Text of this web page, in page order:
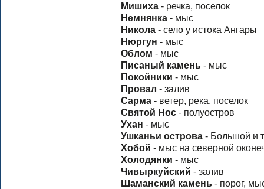
Мишиха - речка, поселок
Немнянка - мыс
Никола - село у истока Ангары
Нюргун - мыс
Облом - мыс
Писаный камень - мыс
Покойники - мыс
Провал - залив
Сарма - ветер, река, поселок
Святой Нос - полуостров
Ухан - мыс
Ушканьи острова - Большой и
Хобой - мыс на северной
Холодянки - мыс
Чивыркуйский - залив
Шаманский камень - порог,